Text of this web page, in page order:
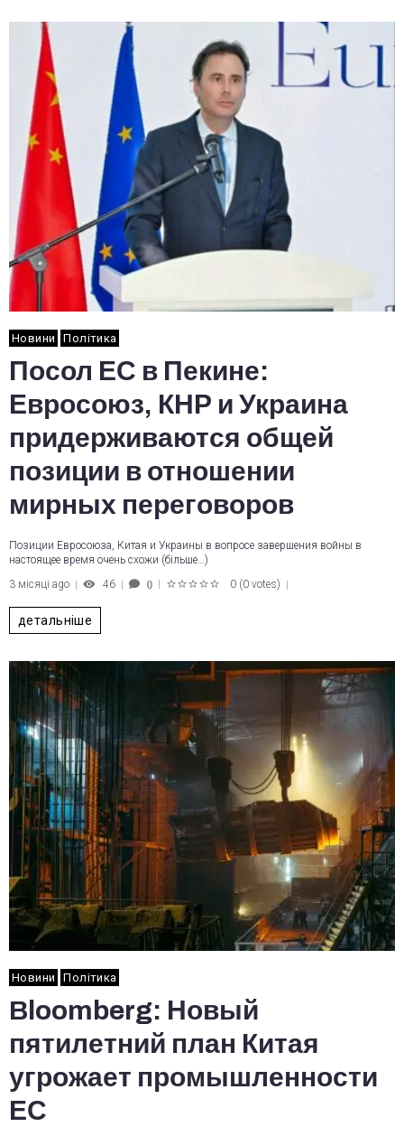
Новини Політика
Посол ЕС в Пекине:
Евросоюз, КНР и Украина
придерживаются общей
позиции в отношении
мирных переговоров
Позиции Евросоюза, Китая и Украины в вопросе завершения войны в
настоящее время очень схожи (більше…)
3 місяці ago
46 0 0 (0 votes)
детальніше
Новини Політика
Bloomberg: Новый
пятилетний план Китая
угрожает промышленности
ЕС